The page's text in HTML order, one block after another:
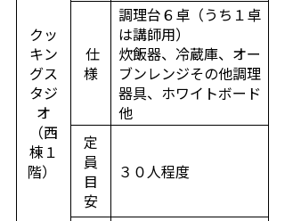
クッ
キン
グス
タジ
オ
（西
棟１
階）
仕
様
調理台６卓（うち１卓
は講師用）
炊飯器、冷蔵庫、オー
ブンレンジその他調理
器具、ホワイトボード
他
定
員
目
安
３０人程度